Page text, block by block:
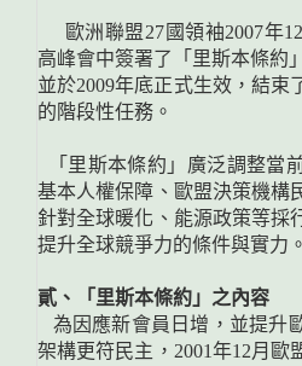
歐洲聯盟27國領袖2007年
高峰會中簽署了「里斯本條約
並於2009年底正式生效，結束
的階段性任務。
「里斯本條約」廣泛調整當
基本人權保障、歐盟決策機構
針對全球暖化、能源政策等採
提升全球競爭力的條件與實力。
貳、「里斯本條約」之內容
為因應新會員日增，並提升
架構更符民主，2001年12月歐